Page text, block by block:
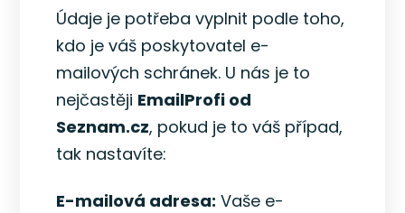
Údaje je potřeba vyplnit podle toho,
kdo je váš poskytovatel e-
mailových schránek. U nás je to
nejčastěji EmailProfi od
Seznam.cz, pokud je to váš případ,
tak nastavíte:
E-mailová adresa: Vaše e-